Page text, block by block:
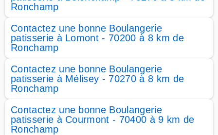
Ronchamp
Contactez une bonne Boulangerie
patisserie à Lomont - 70200 à 8 km de
Ronchamp
Contactez une bonne Boulangerie
patisserie à Mélisey - 70270 à 8 km de
Ronchamp
Contactez une bonne Boulangerie
patisserie à Courmont - 70400 à 9 km de
Ronchamp